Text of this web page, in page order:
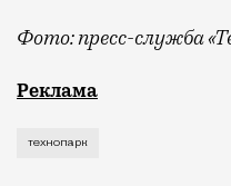
Фото: пресс-служба
Рекламные кампании
Реклама
технопарк